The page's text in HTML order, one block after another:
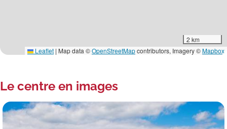
2 km
Leaflet | Map data ©OpenStreetMapcontributors, Imagery ©Mapbox
Le centre en images